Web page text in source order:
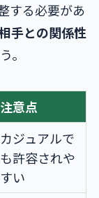
する必要があ
手との関係性
。
注意点
カジュアルで
も許容されや
すい